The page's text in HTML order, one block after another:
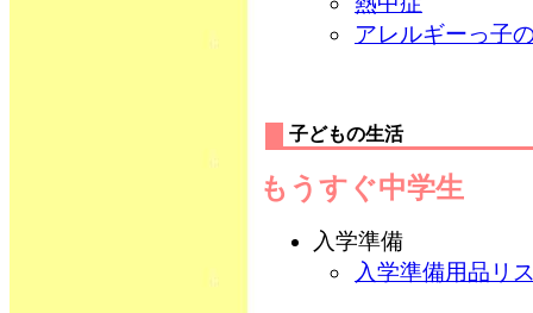
アレルギーっ子
子どもの生活
もうすぐ中学生
入学準備
入学準備用品リ